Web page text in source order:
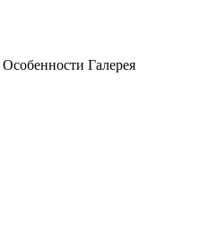
Особенности Галерея